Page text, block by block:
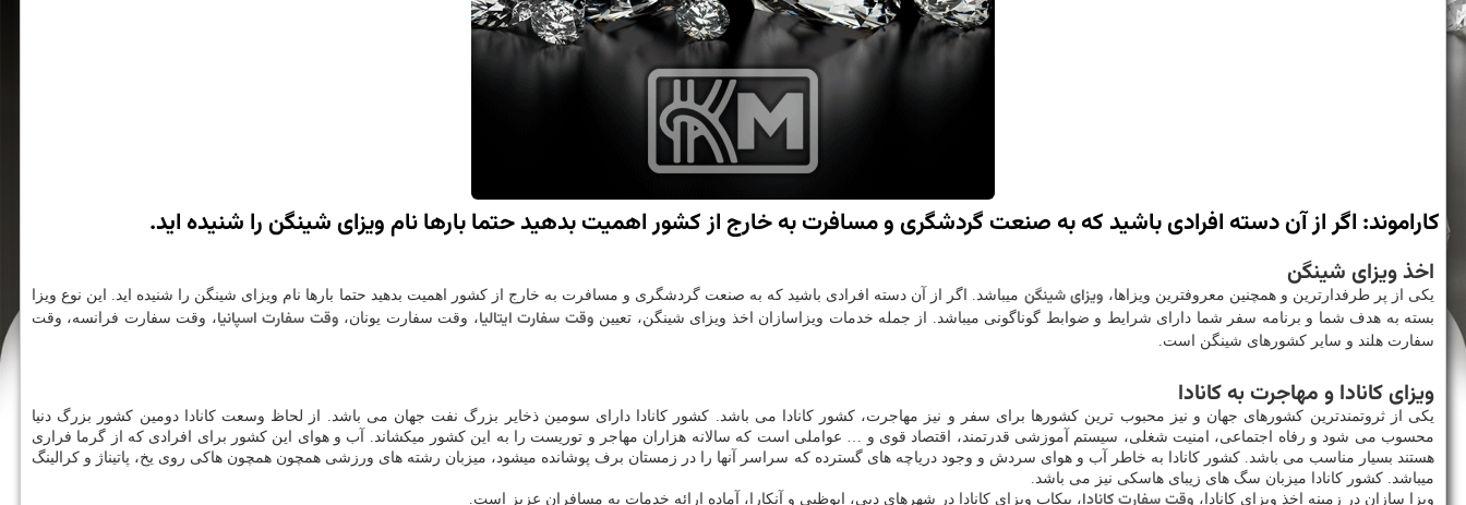
كاراموند: اگر از آن دسته افرادی باشید كه به صنعت گردشگری و مسافرت به خارج از كشور اهمیت بدهید حتما بارها نام ویزای شینگن را شنیده اید.
اخذ ویزای شینگن
یکی از پر طرفدارترین و همچنین معروفترین ویزاها، ویزای شینگن میباشد. اگر از آن دسته افرادی باشید که به صنعت گردشگری و مسافرت به خارج از کشور اهمیت بدهید حتما بارها نام ویزای شینگن را شنیده اید. این نوع ویزا
بسته به هدف شما و برنامه سفر شما دارای شرایط و ضوابط گوناگونی میباشد. از جمله خدمات ویزاسازان اخذ ویزای شینگن، تعیین وقت سفارت ایتالیا، وقت سفارت یونان، وقت سفارت اسپانیا، وقت سفارت فرانسه، وقت
سفارت هلند و سایر کشورهای شینگن است.
ویزای کانادا و مهاجرت به کانادا
یکی از ثروتمندترین کشورهای جهان و نیز محبوب ترین کشورها برای سفر و نیز مهاجرت، کشور کانادا می باشد. کشور کانادا دارای سومین ذخایر بزرگ نفت جهان می باشد. از لحاظ وسعت کانادا دومین کشور بزرگ دنیا
محسوب می شود و رفاه اجتماعی، امنیت شغلی، سیستم آموزشی قدرتمند، اقتصاد قوی و … عواملی است که سالانه هزاران مهاجر و توریست را به این کشور میکشاند. آب و هوای این کشور برای افرادی که از گرما فراری
هستند بسیار مناسب می باشد. کشور کانادا به خاطر آب و هوای سردش و وجود دریاچه های گسترده که سراسر آنها را در زمستان برف پوشانده میشود، میزبان رشته های ورزشی همچون همچون هاکی روی یخ، پاتیناژ و کرالینگ
میباشد. کشور کانادا میزبان سگ های زیبای هاسکی نیز می باشد.
ویزا سازان در زمینه اخذ ویزای کانادا،
، پیکاپ ویزای کانادا در شهرهای دبی، ابوظبی و آنکارا، آماده ارائه خدمات به مسافران عزیز است.